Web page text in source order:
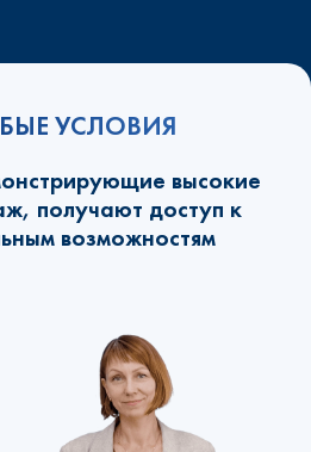
УСЛОВИЯ
высокие
получают доступ к
возможностям